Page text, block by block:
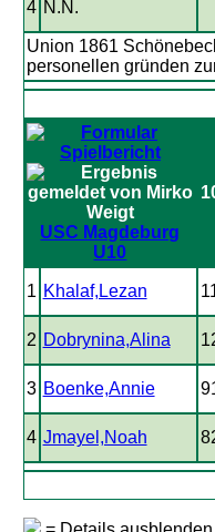
4 N.N.
Union 1861
personellen gründen
USC Magdeburg
U10
1 Khalaf,Lezan
2 Dobrynina,Alina
3 Boenke,Annie
4 Jmayel,Noah